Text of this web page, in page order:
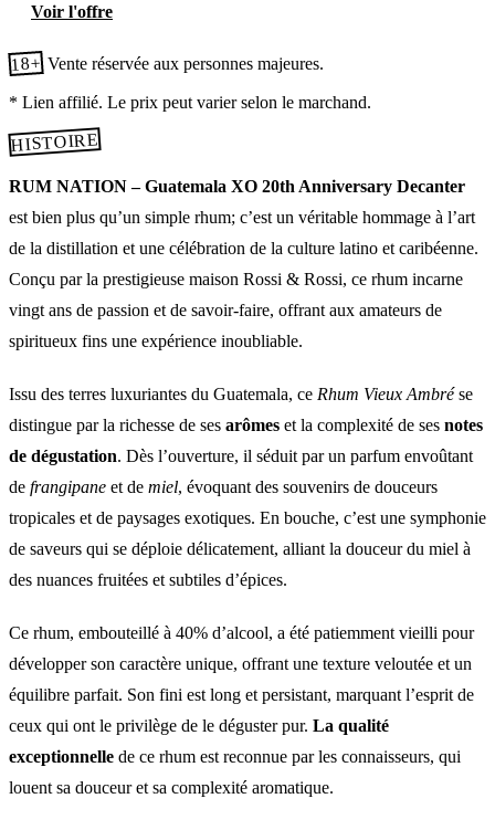
Voir l'offre
18+ Vente réservée aux personnes majeures.
* Lien affilié. Le prix peut varier selon le marchand.
HISTOIRE
RUM NATION – Guatemala XO 20th Anniversary Decanter
est bien plus qu’un simple rhum; c’est un véritable hommage à l’art
de la distillation et une célébration de la culture latino et caribéenne.
Conçu par la prestigieuse maison Rossi & Rossi, ce rhum incarne
vingt ans de passion et de savoir-faire, offrant aux amateurs de
spiritueux fins une expérience inoubliable.
Issu des terres luxuriantes du Guatemala, ce Rhum Vieux Ambrése
distingue par la richesse de ses arômes et la complexité de ses notes
de dégustation. Dès l’ouverture, il séduit par un parfum envoûtant
de frangipane et de miel, évoquant des souvenirs de douceurs
tropicales et de paysages exotiques. En bouche, c’est une symphonie
de saveurs qui se déploie délicatement, alliant la douceur du miel à
des nuances fruitées et subtiles d’épices.
Ce rhum, embouteillé à 40% d’alcool, a été patiemment vieilli pour
développer son caractère unique, offrant une texture veloutée et un
équilibre parfait. Son fini est long et persistant, marquant l’esprit de
ceux qui ont le privilège de le déguster pur. La qualité
exceptionnelle de ce rhum est reconnue par les connaisseurs, qui
louent sa douceur et sa complexité aromatique.